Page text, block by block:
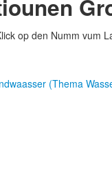
op den Numm vum
(Thema